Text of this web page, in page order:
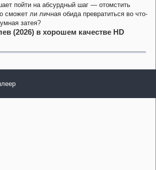
пойти на абсурдный шаг — отомстить
сможет ли личная обида превратиться во что-
затея?
(2026) в хорошем качестве HD